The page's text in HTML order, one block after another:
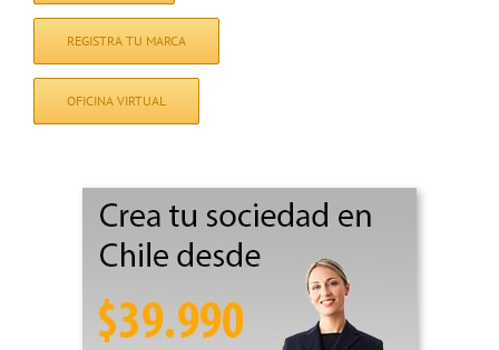
REGISTRA TU MARCA
OFICINA VIRTUAL